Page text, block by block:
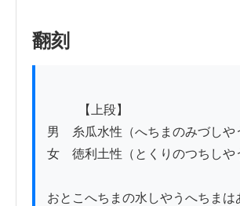
翻刻
男　糸瓜水性（へちまのみづしや
女　徳利土性（とくりのつちしや
おとこへちまの水しやうへちまは